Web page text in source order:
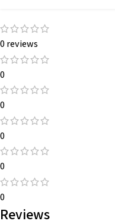
0 reviews
0
0
0
0
0
Reviews